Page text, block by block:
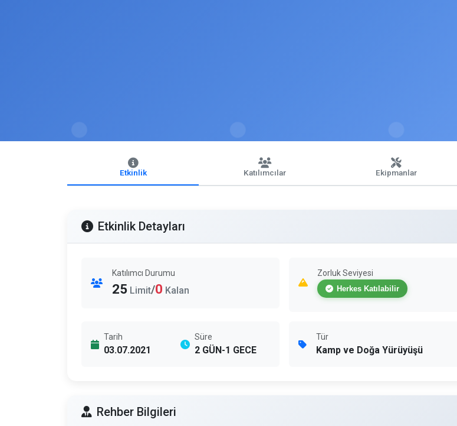
Etkinlik Katılımcılar Ekipmanlar
Etkinlik Detayları
Katılımcı Durumu
25 Limit/0 Kalan
Zorluk Seviyesi
Herkes Katılabilir
Tarih
03.07.2021
Süre
2 GÜN-1 GECE
Tür
Kamp ve Doğa Yürüyüşü
Rehber Bilgileri